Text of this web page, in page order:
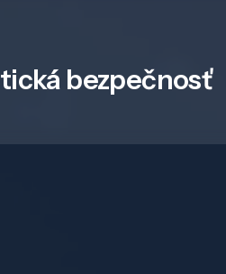
bezpečnosť